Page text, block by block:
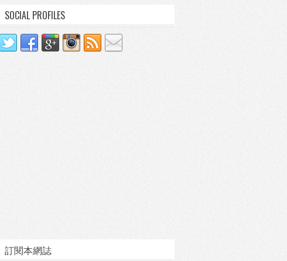
SOCIAL PROFILES
訂閱本網誌